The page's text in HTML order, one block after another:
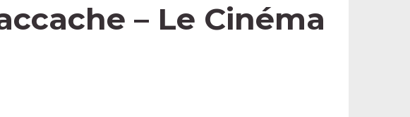
– Le Cinéma